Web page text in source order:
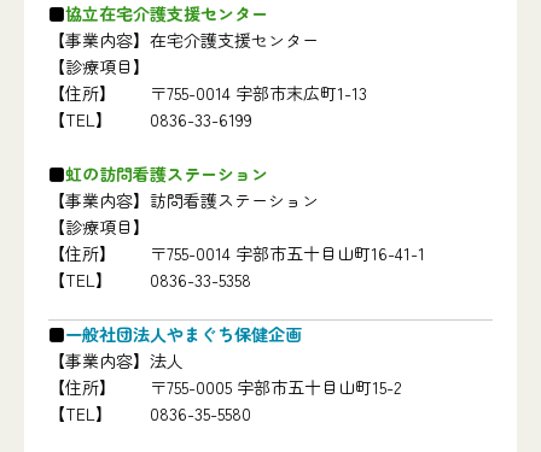
協立在宅介護支援センター
【事業内容】 在宅介護支援センター
【診療項目】
【住所】
〒755-0014 宇部市末広町1-13
【TEL】
0836-33-6199
虹の訪問看護ステーション
【事業内容】 訪問看護ステーション
【診療項目】
【住所】
〒755-0014 宇部市五十目山町16-41-1
【TEL】
0836-33-5358
一般社団法人やまぐち保健企画
【事業内容】 法人
【住所】
〒755-0005 宇部市五十目山町15-2
【TEL】
0836-35-5580